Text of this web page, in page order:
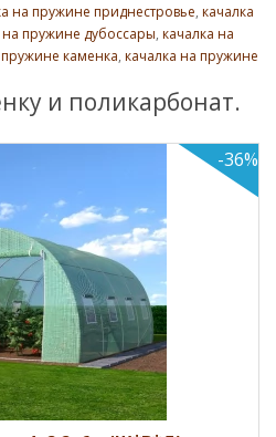
на пружине приднестровье, качалка
на пружине дубоссары, качалка на
каменка, качалка на пружине
и поликарбонат.
-36%